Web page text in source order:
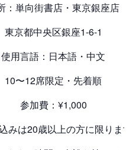
：単向街書店・東京銀座店
東京都中央区銀座1-6-1
使用言語：日本語 ・中文
10〜12席限定・先着順
参加費：¥1,000
みは20歳以上の方に限ります